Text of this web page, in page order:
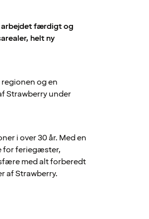
arbejdet færdigt og
helt ny
og en
Strawberry under
i over 30 år. Med en
for feriegæster,
med alt forberedt
af Strawberry.